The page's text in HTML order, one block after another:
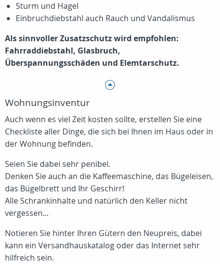
Sturm und Hagel
Einbruchdiebstahl auch Rauch und Vandalismus
Als sinnvoller Zusatzschutz wird empfohlen:
Fahrraddiebstahl, Glasbruch,
Überspannungsschäden und Elemtarschutz.
Wohnungsinventur
Auch wenn es viel Zeit kosten sollte, erstellen Sie eine
Checkliste aller Dinge, die sich bei Ihnen im Haus oder in
der Wohnung befinden.
Seien Sie dabei sehr penibel.
Denken Sie auch an die Kaffeemaschine, das Bügeleisen,
das Bügelbrett und Ihr Geschirr!
Alle Schrankinhalte und natürlich den Keller nicht
vergessen...
Notieren Sie hinter Ihren Gütern den Neupreis, dabei
kann ein Versandhauskatalog oder das Internet sehr
hilfreich sein.